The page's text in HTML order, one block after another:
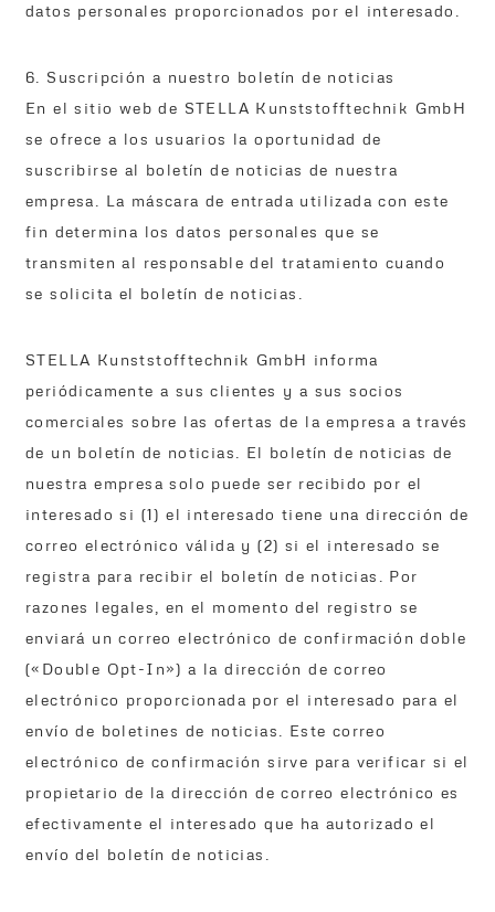
datos personales proporcionados por el interesado.
6. Suscripción a nuestro boletín de noticias
En el sitio web de STELLA Kunststofftechnik GmbH
se ofrece a los usuarios la oportunidad de
suscribirse al boletín de noticias de nuestra
empresa. La máscara de entrada utilizada con este
fin determina los datos personales que se
transmiten al responsable del tratamiento cuando
se solicita el boletín de noticias.
STELLA Kunststofftechnik GmbH informa
periódicamente a sus clientes y a sus socios
comerciales sobre las ofertas de la empresa a través
de un boletín de noticias. El boletín de noticias de
nuestra empresa solo puede ser recibido por el
interesado si (1) el interesado tiene una dirección de
correo electrónico válida y (2) si el interesado se
registra para recibir el boletín de noticias. Por
razones legales, en el momento del registro se
enviará un correo electrónico de confirmación doble
(«Double Opt-In») a la dirección de correo
electrónico proporcionada por el interesado para el
envío de boletines de noticias. Este correo
electrónico de confirmación sirve para verificar si el
propietario de la dirección de correo electrónico es
efectivamente el interesado que ha autorizado el
envío del boletín de noticias.